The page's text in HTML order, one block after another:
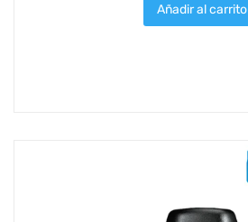
Añadir al carrito